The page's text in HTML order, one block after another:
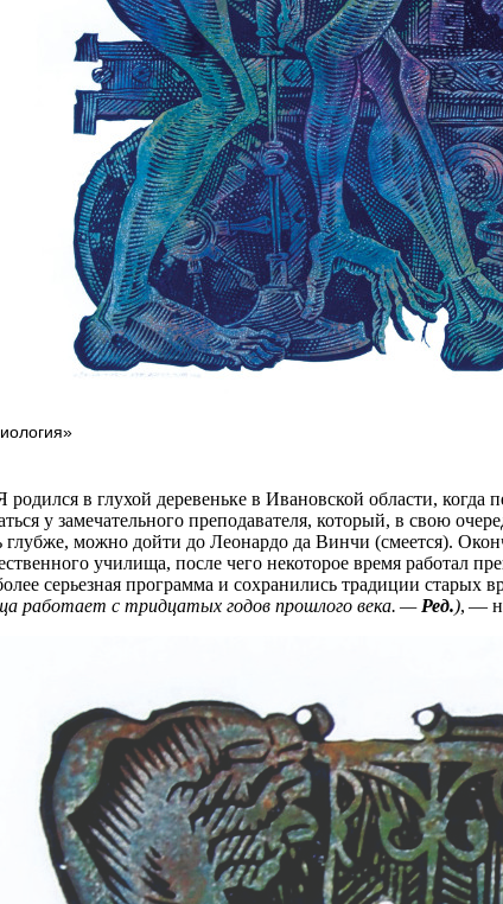
в глухой деревеньке в Ивановской области, когда
у замечательного преподавателя, который, в свою
глубже, можно дойти до Леонардо да Винчи (смеется).
училища, после чего некоторое время работал
серьезная программа и сохранились традиции старых
работает с тридцатых годов прошлого века. — Ред.), —